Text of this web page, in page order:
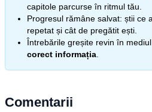
capitole parcurse în ritmul tău.
Progresul rămâne salvat: știi ce
repetat și cât de pregătit ești.
Întrebările greșite revin în
corect informația
Comentarii